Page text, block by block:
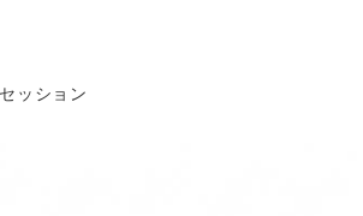
ッション